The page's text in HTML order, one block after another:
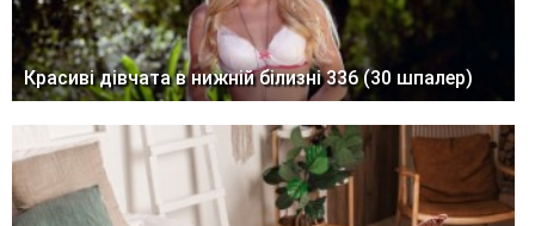
Красиві дівчата в нижній білизні 336 (30 шпалер)